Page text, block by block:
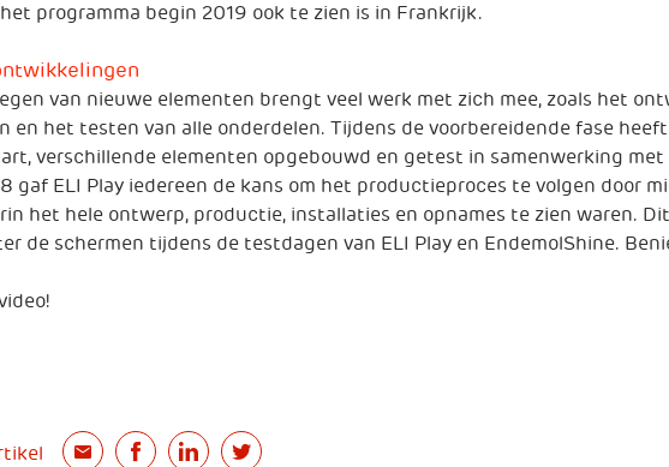
programma begin 2019 ook te zien is in Frankrijk.
van nieuwe elementen brengt veel werk met zich mee, zoals het
en het testen van alle onderdelen. Tijdens de voorbereidende fase
verschillende elementen opgebouwd en getest in samenwerking met
gaf ELI Play iedereen de kans om het productieproces te volgen door
het hele ontwerp, productie, installaties en opnames te zien waren.
de schermen tijdens de testdagen van ELI Play en EndemolShine.